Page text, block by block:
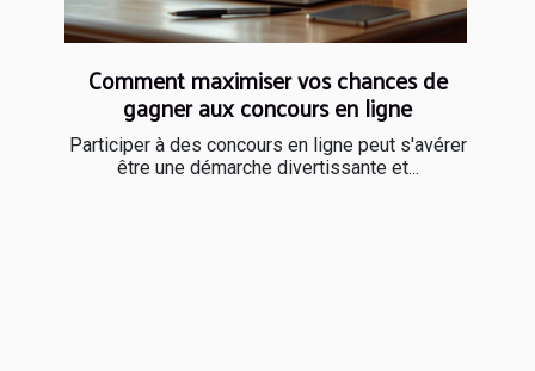
Comment maximiser vos chances de
gagner aux concours en ligne
Participer à des concours en ligne peut s'avérer
être une démarche divertissante et...